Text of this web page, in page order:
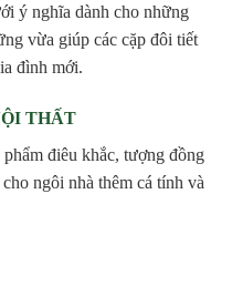
ý nghĩa dành cho những
vừa giúp các cặp đôi tiết
đình mới.
THẤT
điêu khắc, tượng đồng
ngôi nhà thêm cá tính và